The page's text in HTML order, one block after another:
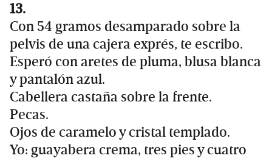
13.
Con 54 gramos desamparado sobre la
pelvis de una cajera exprés, te escribo.
Esperó con aretes de pluma, blusa blanca
y pantalón azul.
Cabellera castaña sobre la frente.
Pecas.
Ojos de caramelo y cristal templado.
Yo: guayabera crema, tres pies y cuatro